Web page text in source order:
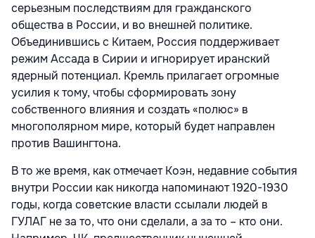
серьезным последствиям для гражданского
общества в России, и во внешней политике.
Объединившись с Китаем, Россия поддерживает
режим Ассада в Сирии и игнорирует иранский
ядерный потенциал. Кремль прилагает огромные
усилия к тому, чтобы сформировать зону
собственного влияния и создать «полюс» в
многополярном мире, который будет направлен
против Вашингтона.
В то же время, как отмечает Коэн, недавние события
внутри России как никогда напоминают 1920-1930
годы, когда советские власти ссылали людей в
ГУЛАГ не за то, что они сделали, а за то – кто они.